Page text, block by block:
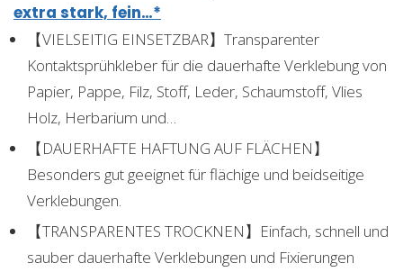
extra stark, fein…*
【VIELSEITIG EINSETZBAR】Transparenter
Kontaktsprühkleber für die dauerhafte Verklebung von
Papier, Pappe, Filz, Stoff, Leder, Schaumstoff, Vlies
Holz, Herbarium und…
【DAUERHAFTE HAFTUNG AUF FLÄCHEN】
Besonders gut geeignet für flächige und beidseitige
Verklebungen.
【TRANSPARENTES TROCKNEN】Einfach, schnell und
sauber dauerhafte Verklebungen und Fixierungen